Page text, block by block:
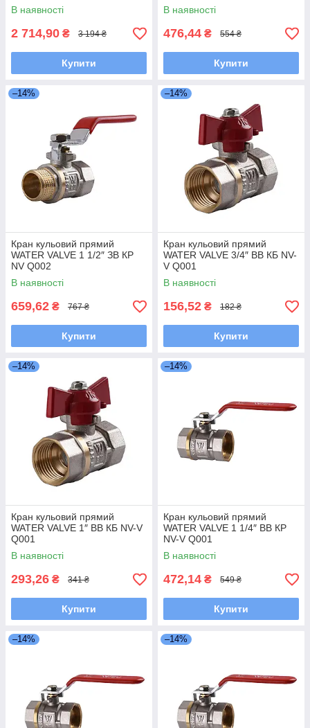
В наявності
2 714,90 ₴ 3 194 ₴
Купити
В наявності
476,44 ₴ 554 ₴
Купити
–14%
Кран кульовий прямий
WATER VALVE 1 1/2″ ЗВ КP
NV Q002
В наявності
659,62 ₴ 767 ₴
Купити
–14%
Кран кульовий прямий
WATER VALVE 3/4″ ВВ КБ NV-
V Q001
В наявності
156,52 ₴ 182 ₴
Купити
–14%
Кран кульовий прямий
WATER VALVE 1″ ВВ КБ NV-V
Q001
В наявності
293,26 ₴ 341 ₴
Купити
–14%
Кран кульовий прямий
WATER VALVE 1 1/4″ ВВ КP
NV-V Q001
В наявності
472,14 ₴ 549 ₴
Купити
–14% –14%